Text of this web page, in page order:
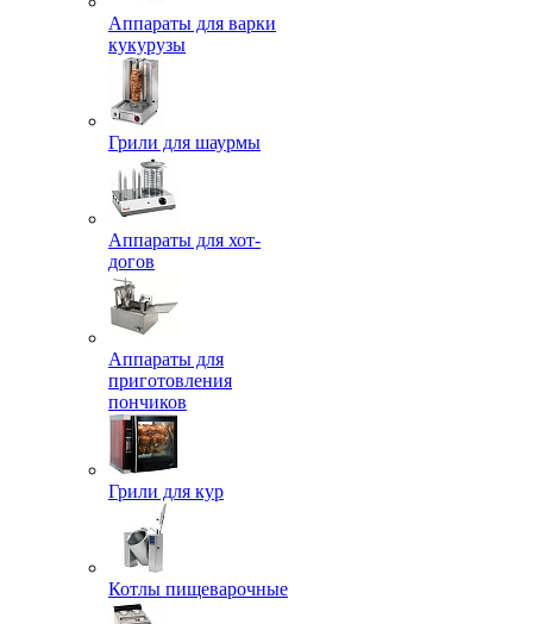
Аппараты для варки
кукурузы
Грили для шаурмы
Аппараты для хот-
догов
Аппараты для
приготовления
пончиков
Грили для кур
Котлы пищеварочные